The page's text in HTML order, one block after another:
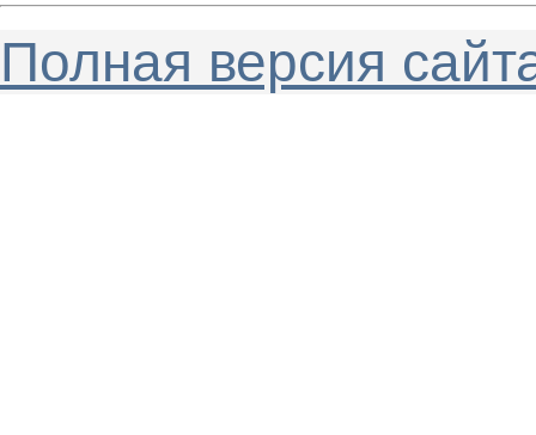
Полная версия